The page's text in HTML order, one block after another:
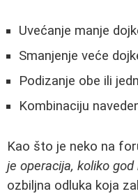
Uvećanje manje
Smanjenje veće
Podizanje obe ili
Kombinaciju
Kao što je neko na
je operacija, koliko god
ozbiljna odluka koja